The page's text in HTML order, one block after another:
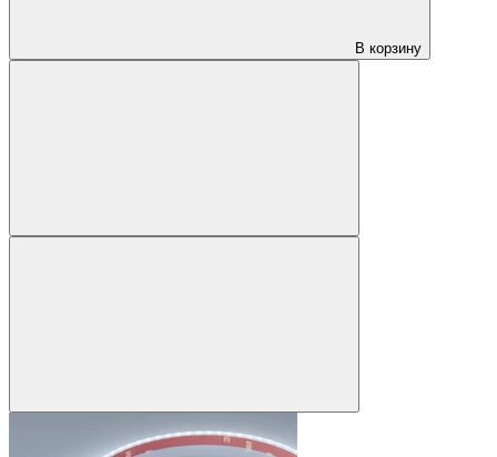
В корзину